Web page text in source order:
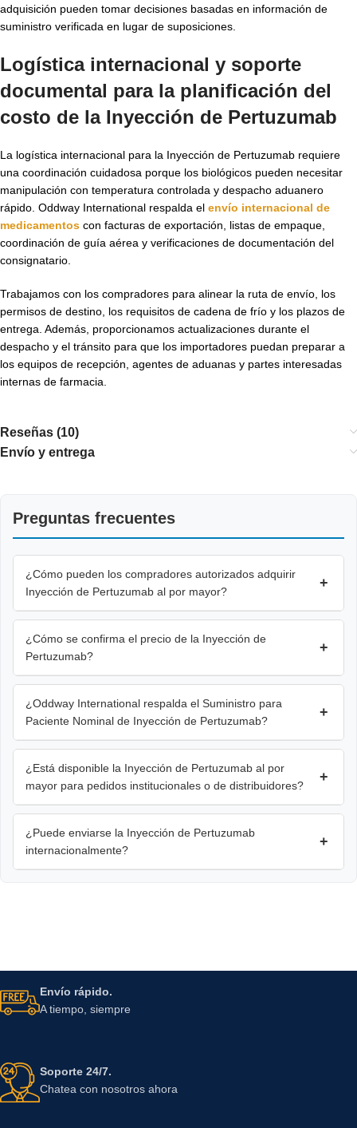
adquisición pueden tomar decisiones basadas en información de
suministro verificada en lugar de suposiciones.
Logística internacional y soporte
documental para la planificación del
costo de la Inyección de Pertuzumab
La logística internacional para la Inyección de Pertuzumab requiere
una coordinación cuidadosa porque los biológicos pueden necesitar
manipulación con temperatura controlada y despacho aduanero
rápido. Oddway International respalda el envío internacional de
medicamentos con facturas de exportación, listas de empaque,
coordinación de guía aérea y verificaciones de documentación del
consignatario.
Trabajamos con los compradores para alinear la ruta de envío, los
permisos de destino, los requisitos de cadena de frío y los plazos de
entrega. Además, proporcionamos actualizaciones durante el
despacho y el tránsito para que los importadores puedan preparar a
los equipos de recepción, agentes de aduanas y partes interesadas
internas de farmacia.
Reseñas (10)
Envío y entrega
Preguntas frecuentes
¿Cómo pueden los compradores autorizados adquirir
Inyección de Pertuzumab al por mayor?
+
¿Cómo se confirma el precio de la Inyección de
Pertuzumab?
+
¿Oddway International respalda el Suministro para
Paciente Nominal de Inyección de Pertuzumab?
+
¿Está disponible la Inyección de Pertuzumab al por
mayor para pedidos institucionales o de distribuidores?
+
¿Puede enviarse la Inyección de Pertuzumab
internacionalmente?
+
Envío rápido.
A tiempo, siempre
Soporte 24/7.
Chatea con nosotros ahora